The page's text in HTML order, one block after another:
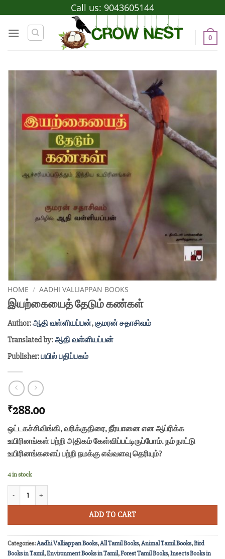
to
content
Call us: 9043605144
0
HOME / AADHI VALLIAPPAN BOOKS
இயற்கையைத் தேடும் கண்கள்
Author:ஆதி வள்ளியப்பன்,குமரன் சதாசிவம்
Translated by:ஆதி வள்ளியப்பன்
Publisher:பயில் பதிப்பகம்
₹288.00
ஒட்டகச்சிவிங்கி, வரிக்குதிரை, நீர்யானை என ஆப்ரிக்க
உயிரினங்கள் பற்றி அதிகம் கேள்விப்பட்டிருப்போம். நம் நாட்டு
உயிரினங்களைப் பற்றி நமக்கு எவ்வளவு தெரியும்?
4 in stock
ADD TO CART
Categories:Aadhi Valliappan Books,All Tamil Books,Animal Tamil Books,Bird
Books in Tamil,Environment Books in Tamil,Forest Tamil Books,Insects Books in